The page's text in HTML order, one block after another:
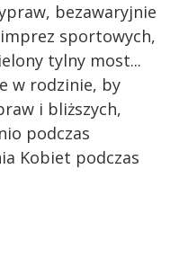
bezawaryjnie
sportowych,
tylny most...
w rodzinie, by
i bliższych,
podczas
Kobiet podczas